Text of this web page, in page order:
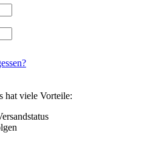
hat viele Vorteile: